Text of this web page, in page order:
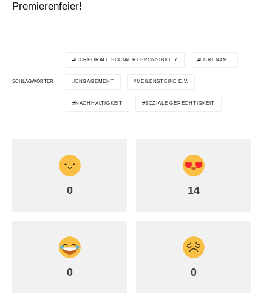
Premierenfeier!
SCHLAGWÖRTER
CORPORATE SOCIAL RESPONSIBILITY EHRENAMT
ENGAGEMENT MEILENSTEINE E.V.
NACHHALTIGKEIT SOZIALE GERECHTIGKEIT
0 14
0 0